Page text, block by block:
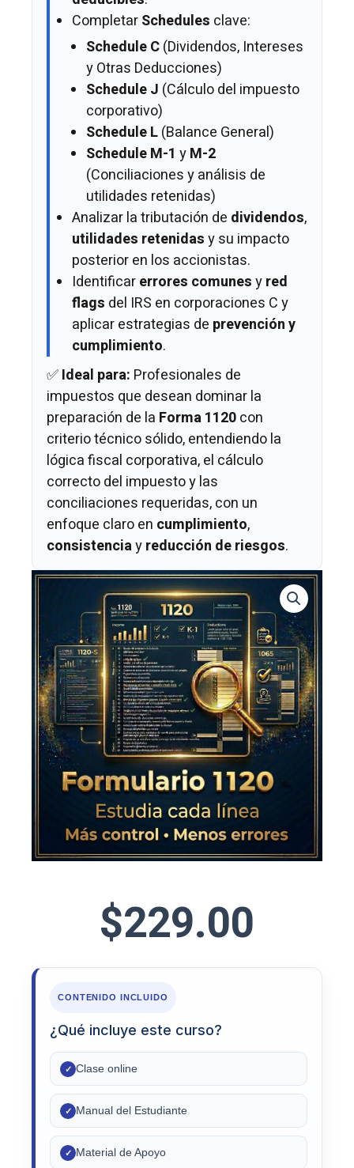
CompletarSchedules clave:
Schedule C(Dividendos, Intereses
y Otras Deducciones)
Schedule J (Cálculo del impuesto
corporativo)
Schedule L(Balance General)
Schedule M-1 yM-2
(Conciliaciones y análisis de
utilidades retenidas)
Analizar la tributación de dividendos,
utilidades retenidasy su impacto
posterior en los accionistas.
Identificarerrores comunesyred
flags del IRS en corporaciones C y
aplicar estrategias de prevención y
cumplimiento.
✅Ideal para: Profesionales de
impuestos que desean dominar la
preparación de la Forma 1120con
criterio técnico sólido, entendiendo la
lógica fiscal corporativa, el cálculo
correcto del impuesto y las
conciliaciones requeridas, con un
enfoque claro en cumplimiento,
consistenciayreducción de riesgos.
$229.00
CONTENIDO INCLUIDO
¿Qué incluye este curso?
✓ Clase online
✓ Manual del Estudiante
✓ Material de Apoyo